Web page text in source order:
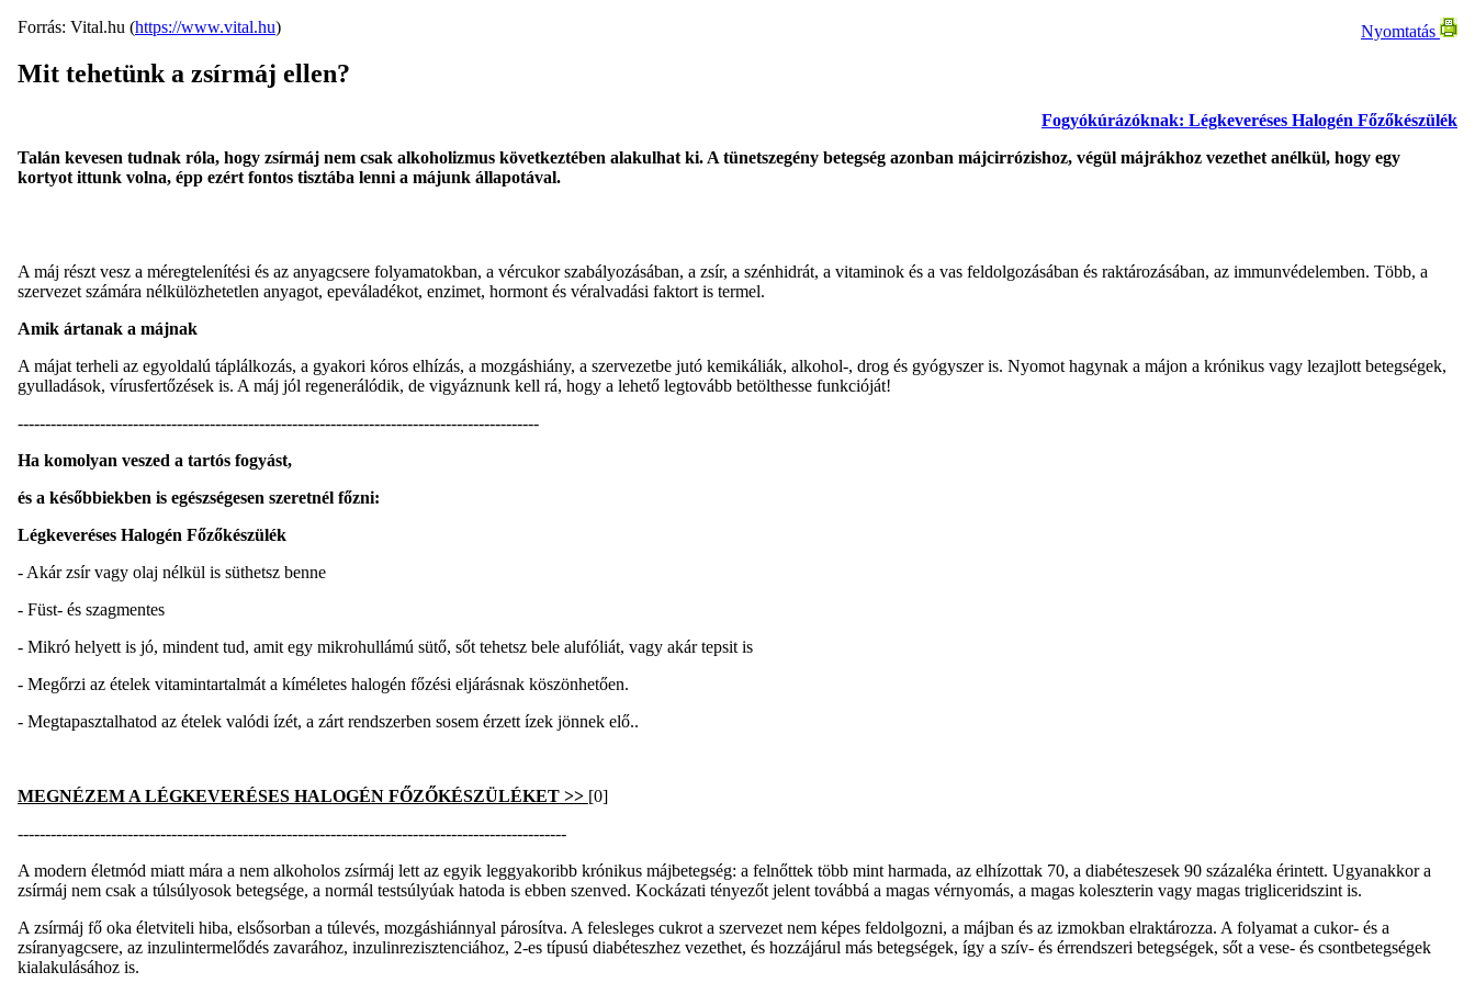
Nyomtatás
Forrás: Vital.hu (https://www.vital.hu)
Mit tehetünk a zsírmáj ellen?
Fogyókúrázóknak: Légkeveréses Halogén Főzőkészülék
Talán kevesen tudnak róla, hogy zsírmáj nem csak alkoholizmus következtében alakulhat ki. A tünetszegény betegség azonban májcirrózishoz, végül májrákhoz vezethet anélkül, hogy egy
kortyot ittunk volna, épp ezért fontos tisztába lenni a májunk állapotával.
A máj részt vesz a méregtelenítési és az anyagcsere folyamatokban, a vércukor szabályozásában, a zsír, a szénhidrát, a vitaminok és a vas feldolgozásában és raktározásában, az immunvédelemben. Több, a
szervezet számára nélkülözhetetlen anyagot, epeváladékot, enzimet, hormont és véralvadási faktort is termel.
Amik ártanak a májnak
A májat terheli az egyoldalú táplálkozás, a gyakori kóros elhízás, a mozgáshiány, a szervezetbe jutó kemikáliák, alkohol-, drog és gyógyszer is. Nyomot hagynak a májon a krónikus vagy lezajlott betegségek,
gyulladások, vírusfertőzések is. A máj jól regenerálódik, de vigyáznunk kell rá, hogy a lehető legtovább betölthesse funkcióját!
-----------------------------------------------------------------------------------------------
Ha komolyan veszed a tartós fogyást,
és a későbbiekben is egészségesen szeretnél főzni:
Légkeveréses Halogén Főzőkészülék
- Akár zsír vagy olaj nélkül is süthetsz benne
- Füst- és szagmentes
- Mikró helyett is jó, mindent tud, amit egy mikrohullámú sütő, sőt tehetsz bele alufóliát, vagy akár tepsit is
- Megőrzi az ételek vitamintartalmát a kíméletes halogén főzési eljárásnak köszönhetően.
- Megtapasztalhatod az ételek valódi ízét, a zárt rendszerben sosem érzett ízek jönnek elő..
MEGNÉZEM A LÉGKEVERÉSES HALOGÉN FŐZŐKÉSZÜLÉKET >> [0]
----------------------------------------------------------------------------------------------------
A modern életmód miatt mára a nem alkoholos zsírmáj lett az egyik leggyakoribb krónikus májbetegség: a felnőttek több mint harmada, az elhízottak 70, a diabéteszesek 90 százaléka érintett. Ugyanakkor a
zsírmáj nem csak a túlsúlyosok betegsége, a normál testsúlyúak hatoda is ebben szenved. Kockázati tényezőt jelent továbbá a magas vérnyomás, a magas koleszterin vagy magas trigliceridszint is.
A zsírmáj fő oka életviteli hiba, elsősorban a túlevés, mozgáshiánnyal párosítva. A felesleges cukrot a szervezet nem képes feldolgozni, a májban és az izmokban elraktározza. A folyamat a cukor- és a
zsíranyagcsere, az inzulintermelődés zavarához, inzulinrezisztenciához, 2-es típusú diabéteszhez vezethet, és hozzájárul más betegségek, így a szív- és érrendszeri betegségek, sőt a vese- és csontbetegségek
kialakulásához is.